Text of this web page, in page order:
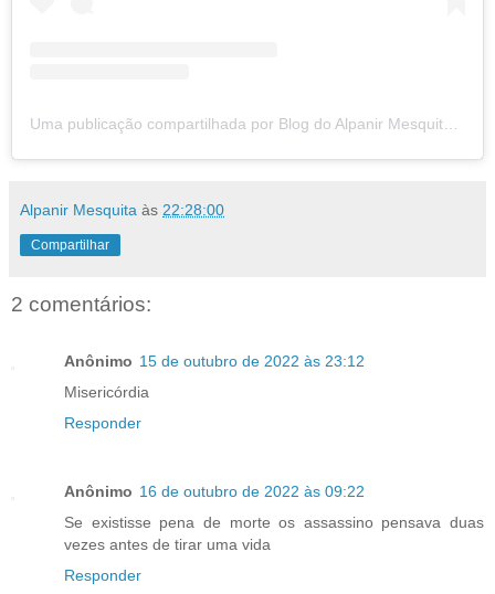
Alpanir Mesquita às 22:28:00
Compartilhar
2 comentários:
Anônimo 15 de outubro de 2022 às 23:12
Misericórdia
Responder
Anônimo 16 de outubro de 2022 às 09:22
Se existisse pena de morte os assassino pensava duas
vezes antes de tirar uma vida
Responder